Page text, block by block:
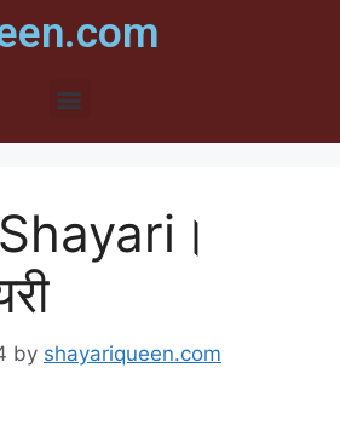
by shayariqueen.com